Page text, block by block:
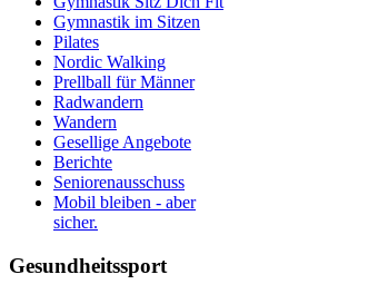
Gymnastik im Sitzen
Pilates
Nordic Walking
Prellball für Männer
Radwandern
Wandern
Gesellige Angebote
Berichte
Seniorenausschuss
Mobil bleiben - aber
sicher.
Gesundheitssport